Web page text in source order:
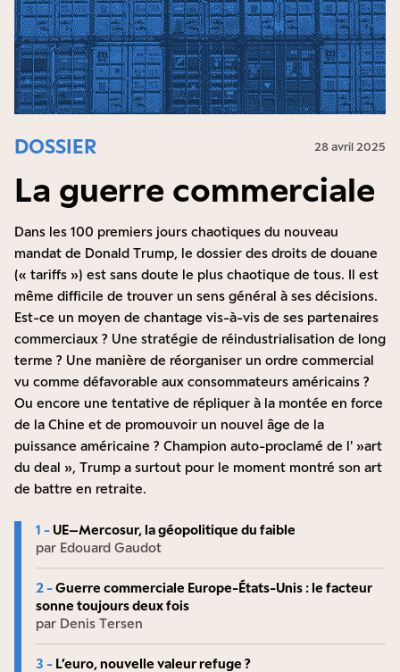
celui de la vitesse. Les priorités de R&D ses
entreprises l’exposent, qui plus est, au « piège de
la technologie intermédiaire ».
DOSSIER 28 avril 2025
La guerre commerciale
Dans les 100 premiers jours chaotiques du nouveau
mandat de Donald Trump, le dossier des droits de douane
(« tariffs ») est sans doute le plus chaotique de tous. Il est
même difficile de trouver un sens général à ses décisions.
Est-ce un moyen de chantage vis-à-vis de ses partenaires
commerciaux ? Une stratégie de réindustrialisation de long
terme ? Une manière de réorganiser un ordre commercial
vu comme défavorable aux consommateurs américains ?
Ou encore une tentative de répliquer à la montée en force
de la Chine et de promouvoir un nouvel âge de la
puissance américaine ? Champion auto-proclamé de l' »art
du deal », Trump a surtout pour le moment montré son art
de battre en retraite.
1 - UE–Mercosur, la géopolitique du faible
par Edouard Gaudot
2 -Guerre commerciale Europe-États-Unis : le facteur
sonne toujours deux fois
par Denis Tersen
3 - L’euro, nouvelle valeur refuge ?